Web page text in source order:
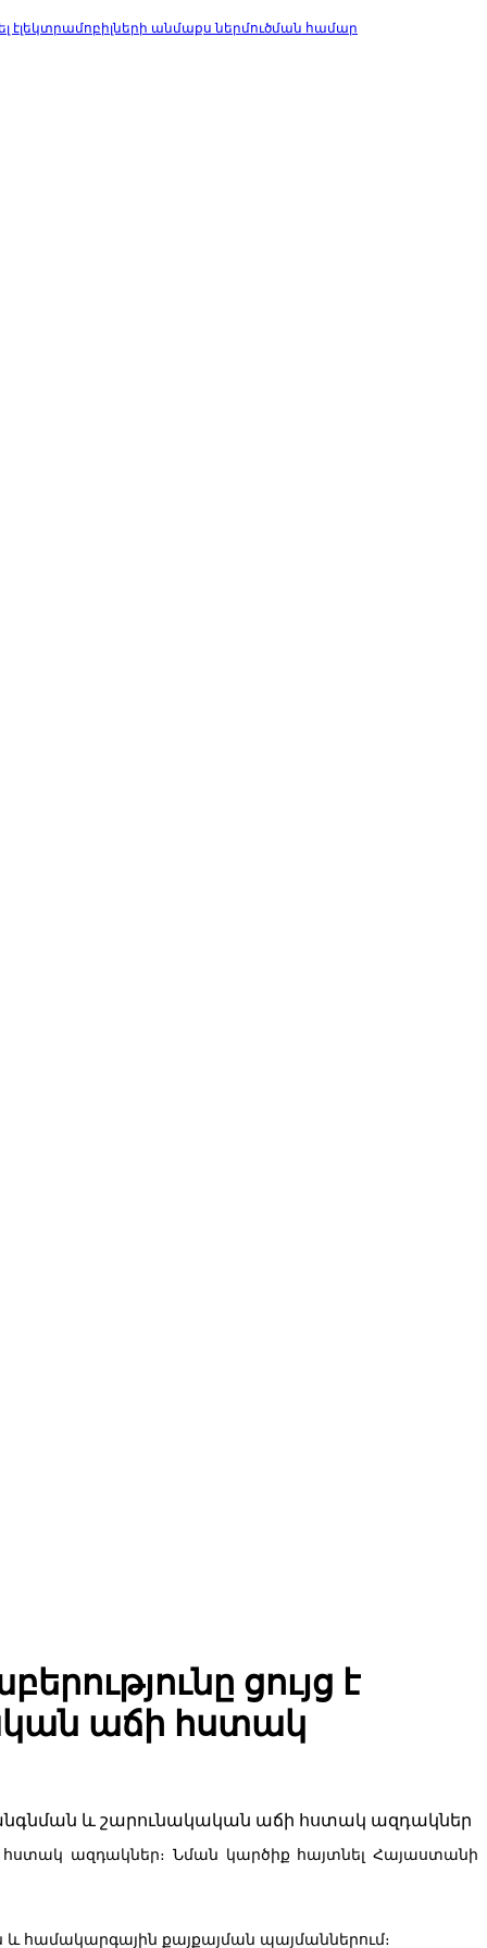
էլեկտրամոբիլների անմաքս ներմուծման համար
ցույց է
աճի հստակ
հստակ ազդակներ։ Նման կարծիք հայտնել Հայաստանի
և համակարգային քայքայման պայմաններում։